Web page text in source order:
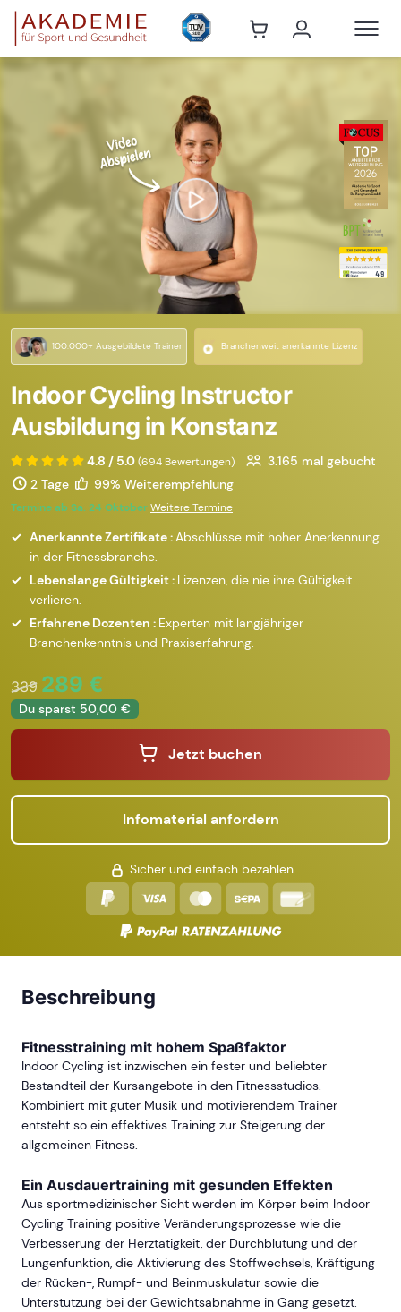
100.000+ Ausgebildete Trainer Branchenweit anerkannte Lizenz
Indoor Cycling Instructor
Ausbildung in Konstanz
4.8 / 5.0(694 Bewertungen) 3.165 mal gebucht
2 Tage
99% Weiterempfehlung
Termine ab Sa. 24 OktoberWeitere Termine
Anerkannte Zertifikate :Abschlüsse mit hoher Anerkennung
in der Fitnessbranche.
Lebenslange Gültigkeit : Lizenzen, die nie ihre Gültigkeit
verlieren.
Erfahrene Dozenten : Experten mit langjähriger
Branchenkenntnis und Praxiserfahrung.
339 289 €
Du sparst 50,00 €
Jetzt buchen
Infomaterial anfordern
Sicher und einfach bezahlen
Beschreibung
Fitnesstraining mit hohem Spaßfaktor
Indoor Cycling ist inzwischen ein fester und beliebter
Bestandteil der Kursangebote in den Fitnessstudios.
Kombiniert mit guter Musik und motivierendem Trainer
entsteht so ein effektives Training zur Steigerung der
allgemeinen Fitness.
Ein Ausdauertraining mit gesunden Effekten
Aus sportmedizinischer Sicht werden im Körper beim Indoor
Cycling Training positive Veränderungsprozesse wie die
Verbesserung der Herztätigkeit, der Durchblutung und der
Lungenfunktion, die Aktivierung des Stoffwechsels, Kräftigung
der Rücken-, Rumpf- und Beinmuskulatur sowie die
Unterstützung bei der Gewichtsabnahme in Gang gesetzt.